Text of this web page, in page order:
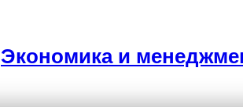
Экономика и